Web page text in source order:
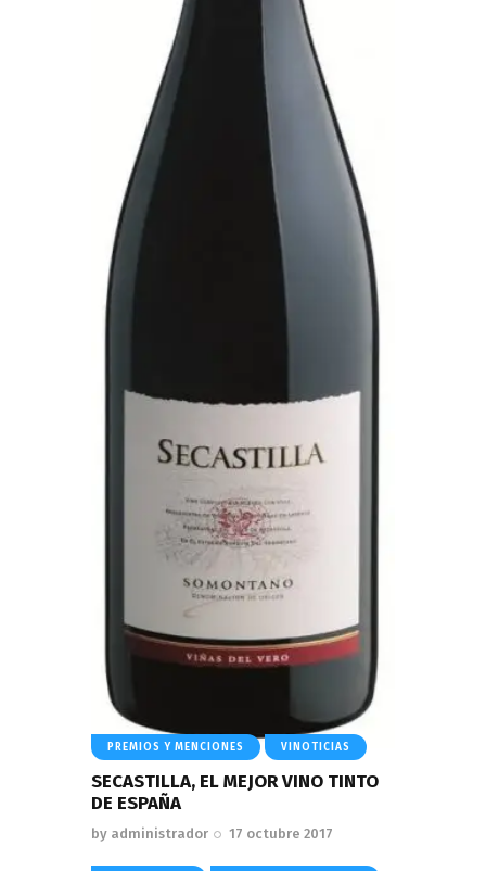
PREMIOS Y MENCIONES VINOTICIAS
SECASTILLA, EL MEJOR VINO TINTO
DE ESPAÑA
by administrador 17 octubre 2017